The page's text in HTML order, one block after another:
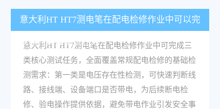
意大利HT HT7测电笔在配电检修作业中可以完
成哪些具体测试任务？
意大利HT HT7测电笔在配电检修作业中可完成三
类核心测试任务，全面覆盖常规配电检修的基础检
测需求：第一类是电压存在性检测，可快速判断线
路、接线端、设备端口是否带电，为后续断电检
修、验电操作提供依据，避免带电作业引发安全事